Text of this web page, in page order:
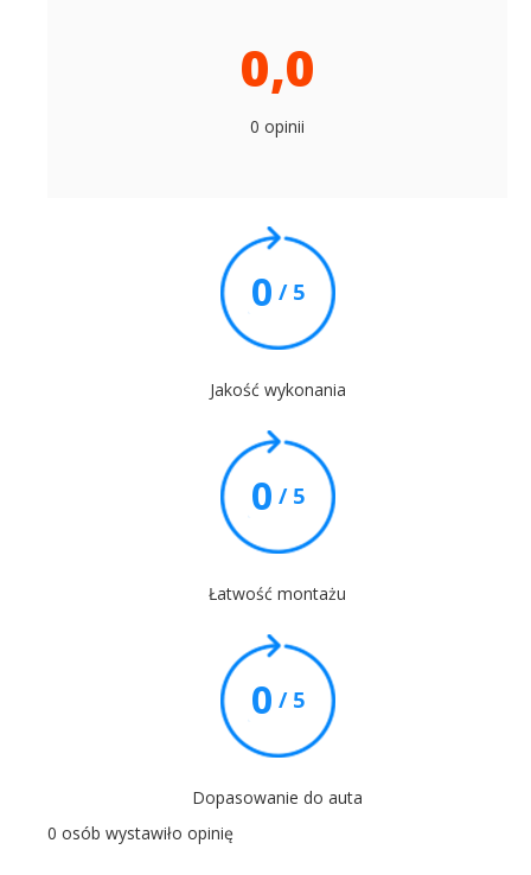
0,0
0 opinii
0 / 5
Jakość wykonania
0 / 5
Łatwość montażu
0 / 5
Dopasowanie do auta
0 osób wystawiło opinię